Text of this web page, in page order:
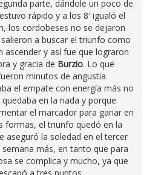
parte, dándole un poco de
rápido y a los 8′ igualó el
los cordobeses no se dejaron
a buscar el triunfo como
ascender y así fue que lograron
y gracia de Burzio. Lo que
minutos de angustia
el empate con energía más no
en la nada y porque
el marcador para ganar en
formas, el triunfo quedó en la
aseguró la soledad en el tercer
más, en tanto que para
se complica y mucho, ya que